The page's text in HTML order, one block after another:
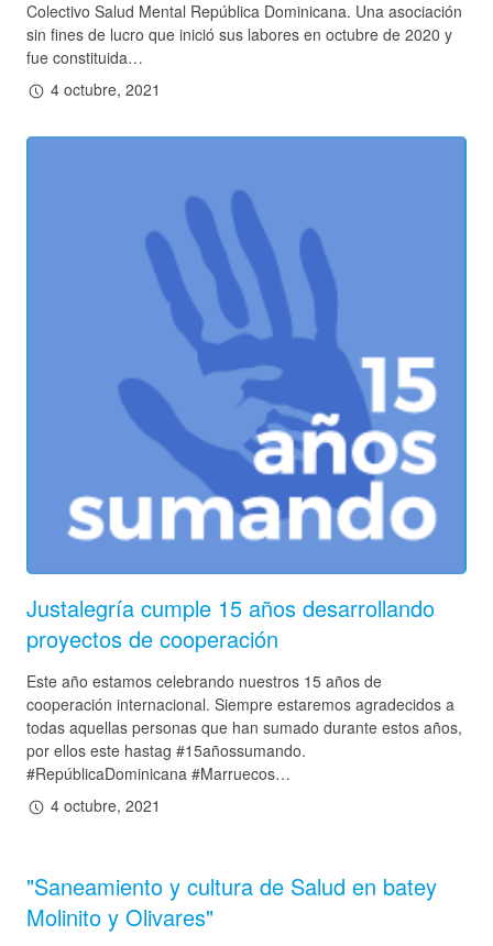
Colectivo Salud Mental República Dominicana. Una asociación
sin fines de lucro que inició sus labores en octubre de 2020 y
fue constituida…
4 octubre, 2021
Justalegría cumple 15 años desarrollando
proyectos de cooperación
Este año estamos celebrando nuestros 15 años de
cooperación internacional. Siempre estaremos agradecidos a
todas aquellas personas que han sumado durante estos años,
por ellos este hastag #15añossumando.
#RepúblicaDominicana #Marruecos…
4 octubre, 2021
"Saneamiento y cultura de Salud en batey
Molinito y Olivares"